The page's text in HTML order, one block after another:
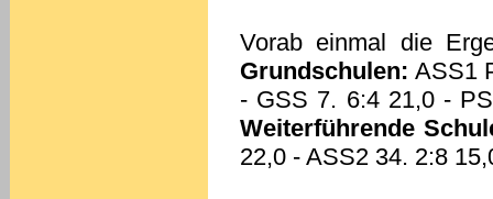
Vorab einmal die
Grundschulen: ASS1
- GSS 7. 6:4 21,0 -
Weiterführende
22,0 - ASS2 34. 2:8